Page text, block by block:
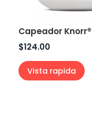
Capeador Knorr®
$124.00
Vista rapida